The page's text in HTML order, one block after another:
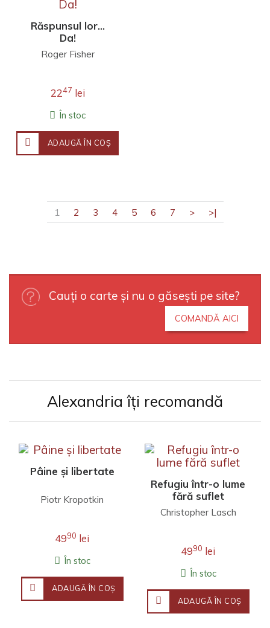
Răspunsul lor...
Da!
Roger Fisher
2247 lei
În stoc
ADAUGĂ ÎN COŞ
1 2 3 4 5 6 7 > >|
Cauți o carte și nu o găsești pe site?
COMANDĂ AICI
Alexandria îți recomandă
Pâine și libertate
Piotr Kropotkin
4990 lei
În stoc
ADAUGĂ ÎN COŞ
Refugiu într-o lume
fără suflet
Christopher Lasch
4990 lei
În stoc
ADAUGĂ ÎN COŞ